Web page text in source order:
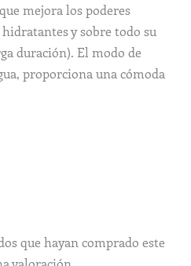
mejora los poderes
y sobre todo su
duración). El modo de
proporciona una cómoda
que hayan comprado este